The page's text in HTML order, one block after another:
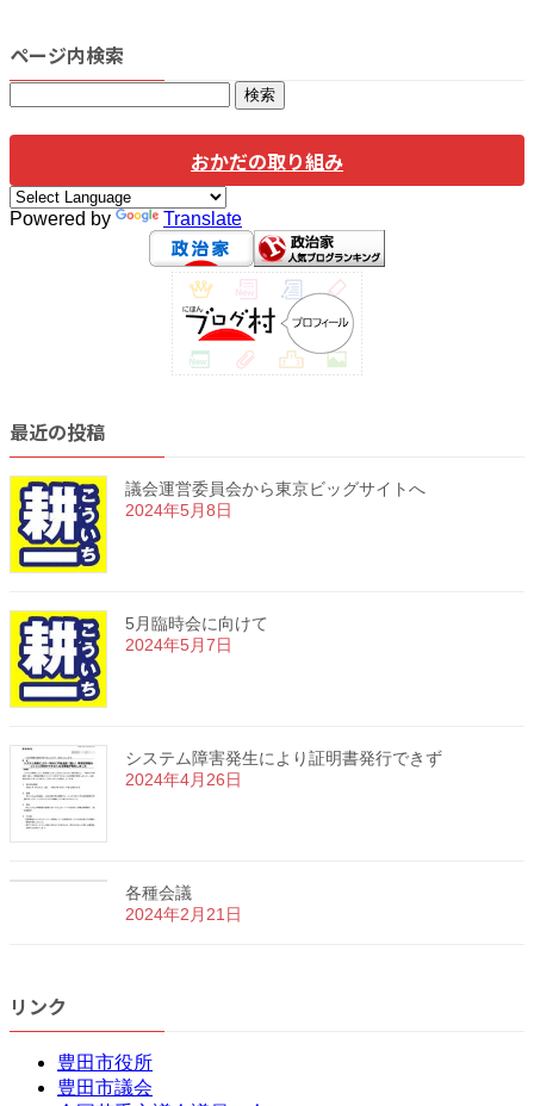
の
ペ
ー
送
ー
ペ
ー
ページ内検索
おかだの取り組み
Powered by Translate
最近の投稿
議会運営委員会から東京ビッグサイトへ
2024年5月8日
5月臨時会に向けて
2024年5月7日
システム障害発生により証明書発行できず
2024年4月26日
各種会議
2024年2月21日
リンク
豊田市役所
豊田市議会